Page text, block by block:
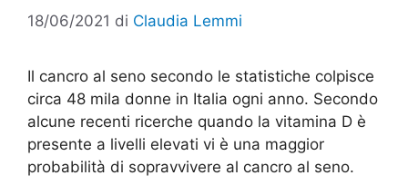
18/06/2021 di Claudia Lemmi
Il cancro al seno secondo le statistiche colpisce
circa 48 mila donne in Italia ogni anno. Secondo
alcune recenti ricerche quando la vitamina D è
presente a livelli elevati vi è una maggior
probabilità di sopravvivere al cancro al seno.